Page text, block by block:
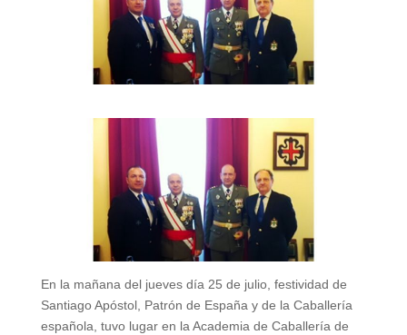
En la mañana del jueves día 25 de julio, festividad de
Santiago Apóstol, Patrón de España y de la Caballería
española, tuvo lugar en la Academia de Caballería de